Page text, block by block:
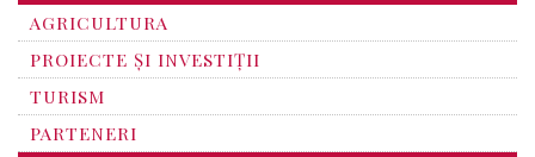
AGRICULTURA
PROIECTE ȘI INVESTIȚII
TURISM
PARTENERI